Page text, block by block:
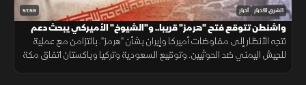
51:59 الشرق للأخبار أخبار
واشنطن تتوقع فتح "هرمز" قريبا.. و"الشيوخ" الأميركي يبحث دعم
لبنان
تتجه الأنظار إلى مفاوضات أميركا وإيران بشأن "هرمز". بالتزامن مع عملية
للجيش اليمني ضد الحوثيين. وتوقيع السعودية وتركيا وباكستان اتفاق مكة